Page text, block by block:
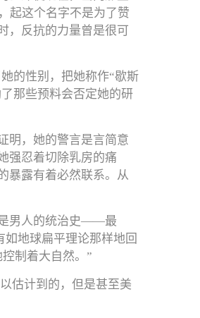
起这个名字不是为了赞
，反抗的力量曾是很可
的性别，把她称作“歇斯
那些预料会否定她的研
明，她的警言是言简意
强忍着切除乳房的痛
暴露有着必然联系。从
是男人的统治史——最
地球扁平理论那样地回
制着大自然。”
估计到的，但是甚至美